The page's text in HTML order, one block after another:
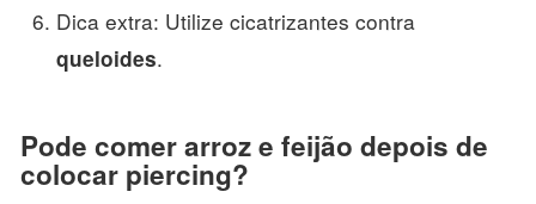
Dica extra: Utilize cicatrizantes contra
queloides.
Pode comer arroz e feijão depois de
colocar piercing?